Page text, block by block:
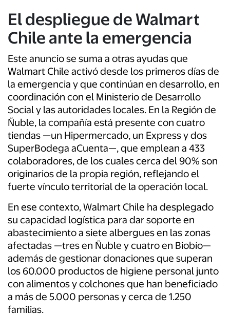
El despliegue de Walmart
Chile ante la emergencia
Este anuncio se suma a otras ayudas que
Walmart Chile activó desde los primeros días de
la emergencia y que continúan en desarrollo, en
coordinación con el Ministerio de Desarrollo
Social y las autoridades locales. En la Región de
Ñuble, la compañía está presente con cuatro
tiendas —un Hipermercado, un Express y dos
SuperBodega aCuenta—, que emplean a 433
colaboradores, de los cuales cerca del 90% son
originarios de la propia región, reflejando el
fuerte vínculo territorial de la operación local.
En ese contexto, Walmart Chile ha desplegado
su capacidad logística para dar soporte en
abastecimiento a siete albergues en las zonas
afectadas —tres en Ñuble y cuatro en Biobío—
además de gestionar donaciones que superan
los 60.000 productos de higiene personal junto
con alimentos y colchones que han beneficiado
a más de 5.000 personas y cerca de 1.250
familias.